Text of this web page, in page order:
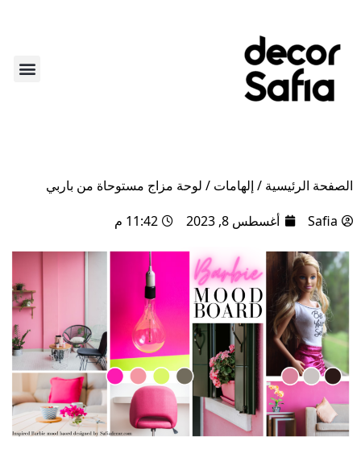
الصفحة الرئيسية / إلهامات / لوحة مزاج مستوحاة من باربي
Safia
أغسطس 8, 2023 11:42 م